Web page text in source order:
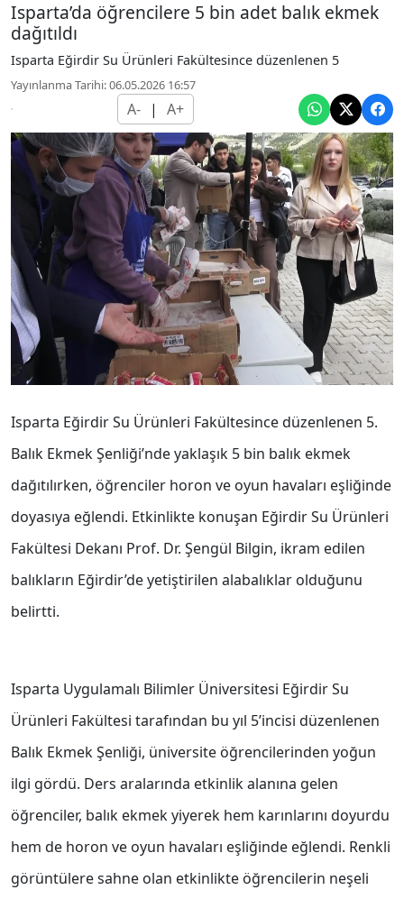
Isparta’da öğrencilere 5 bin adet balık ekmek
dağıtıldı
Isparta Eğirdir Su Ürünleri Fakültesince düzenlenen 5
Yayınlanma Tarihi: 06.05.2026 16:57
A- | A+
Isparta Eğirdir Su Ürünleri Fakültesince düzenlenen 5.
Balık Ekmek Şenliği’nde yaklaşık 5 bin balık ekmek
dağıtılırken, öğrenciler horon ve oyun havaları eşliğinde
doyasıya eğlendi. Etkinlikte konuşan Eğirdir Su Ürünleri
Fakültesi Dekanı Prof. Dr. Şengül Bilgin, ikram edilen
balıkların Eğirdir’de yetiştirilen alabalıklar olduğunu
belirtti.
Isparta Uygulamalı Bilimler Üniversitesi Eğirdir Su
Ürünleri Fakültesi tarafından bu yıl 5’incisi düzenlenen
Balık Ekmek Şenliği, üniversite öğrencilerinden yoğun
ilgi gördü. Ders aralarında etkinlik alanına gelen
öğrenciler, balık ekmek yiyerek hem karınlarını doyurdu
hem de horon ve oyun havaları eşliğinde eğlendi. Renkli
görüntülere sahne olan etkinlikte öğrencilerin neşeli